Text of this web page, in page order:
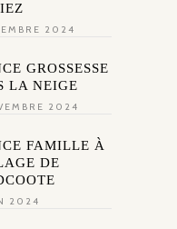
2024
GROSSESSE
LA NEIGE
2024
FAMILLE À
DE
2024